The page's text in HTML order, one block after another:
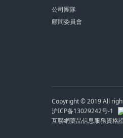
公司團隊
顧問委員會
Copyright © 2019 All
沪ICP备13029242号-1
互聯網藥品信息服務資格